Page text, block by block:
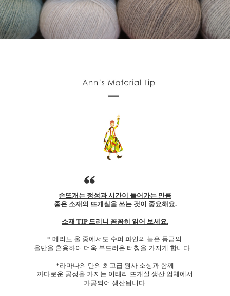
손뜨개는 정성과 시간이 들어가는 만큼
좋은 소재의 뜨개실을 쓰는 것이 중요해요.
소재 TIP 드리니 꼼꼼히 읽어 보세요.
* 메리노 울 중에서도 수퍼 파인의 높은 등급의
울만을 혼용하여 더욱 부드러운 터칭을 가지게 합니다.
*라마나의 만의 최고급 원사 소싱과 함께
까다로운 공정을 가지는 이태리 뜨개실 생산 업체에서
가공되어 생산됩니다.